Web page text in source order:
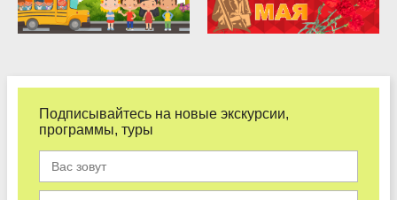
Подписывайтесь на новые экскурсии,
программы, туры